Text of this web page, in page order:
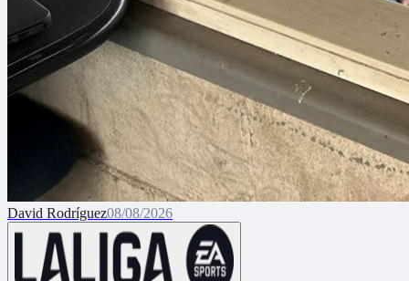
David Rodríguez08/08/2026